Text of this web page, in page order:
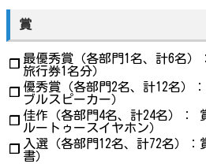
賞
❐ 最優秀賞（各部門1名、計6名
旅行券1名分）
❐ 優秀賞（各部門2名、計12名）
ブルスピーカー）
❐ 佳作（各部門4名、計24名）：
ルートゥースイヤホン）
❐ 入選（各部門12名、計72名）
書）